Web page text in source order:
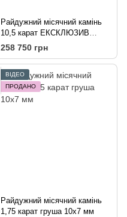
Райдужний місячний камінь
10,5 карат ЕКСКЛЮЗИВ
серце
258 750 грн
ВІДЕО
ПРОДАНО
Райдужний місячний камінь
1,75 карат груша 10х7 мм